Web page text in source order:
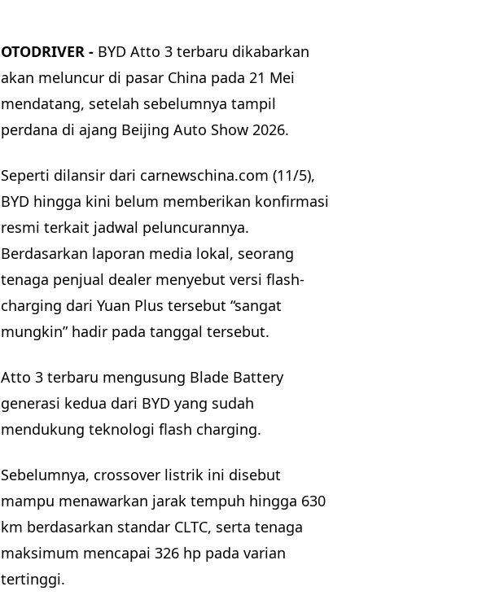
OTODRIVER - BYD Atto 3 terbaru dikabarkan
akan meluncur di pasar China pada 21 Mei
mendatang, setelah sebelumnya tampil
perdana di ajang Beijing Auto Show 2026.
Seperti dilansir dari carnewschina.com (11/5),
BYD hingga kini belum memberikan konfirmasi
resmi terkait jadwal peluncurannya.
Berdasarkan laporan media lokal, seorang
tenaga penjual dealer menyebut versi flash-
charging dari Yuan Plus tersebut “sangat
mungkin” hadir pada tanggal tersebut.
Atto 3 terbaru mengusung Blade Battery
generasi kedua dari BYD yang sudah
mendukung teknologi flash charging.
Sebelumnya, crossover listrik ini disebut
mampu menawarkan jarak tempuh hingga 630
km berdasarkan standar CLTC, serta tenaga
maksimum mencapai 326 hp pada varian
tertinggi.